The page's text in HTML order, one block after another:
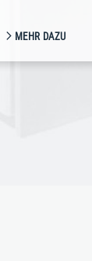
MEHR DAZU